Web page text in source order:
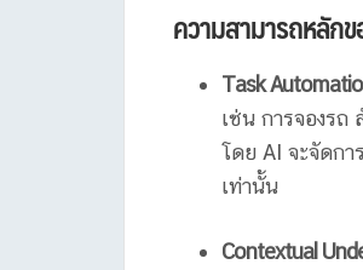
ความสามารถหลัก
Task
เช่น การจองรถ
โดย AI จะจัดก
เท่านั้น
Contextual